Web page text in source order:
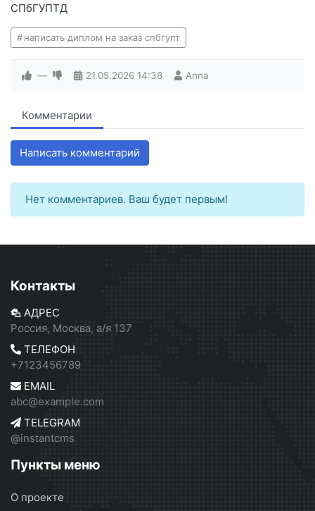
СПбГУПТД
написать диплом на заказ спбгупт
— 21.05.2026 14:38 Anna
Комментарии
Написать комментарий
Нет комментариев. Ваш будет первым!
Контакты
АДРЕС
Россия, Москва, а/я 137
ТЕЛЕФОН
+7123456789
EMAIL
abc@example.com
TELEGRAM
@instantcms
Пункты меню
О проекте